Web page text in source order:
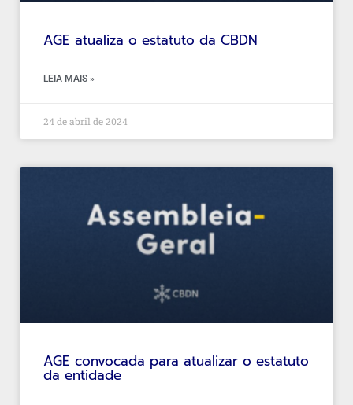
AGE atualiza o estatuto da CBDN
LEIA MAIS »
24 de abril de 2024
AGE convocada para atualizar o estatuto
da entidade